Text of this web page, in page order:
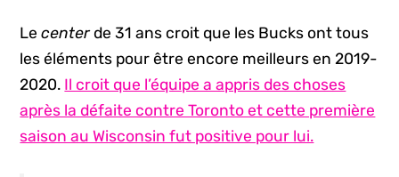
Lecenterde 31 ans croit que les Bucks ont tous
les éléments pour être encore meilleurs en 2019-
2020. Il croit que l’équipe a appris des choses
après la défaite contre Toronto et cette première
saison au Wisconsin fut positive pour lui.